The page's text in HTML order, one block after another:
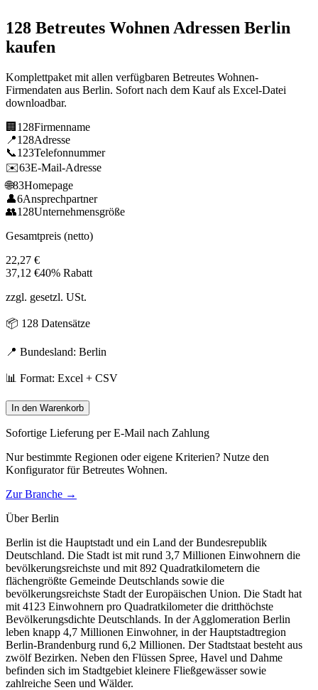
128 Betreutes Wohnen Adressen Berlin
kaufen
Komplettpaket mit allen verfügbaren Betreutes Wohnen-
Firmendaten aus Berlin. Sofort nach dem Kauf als Excel-Datei
downloadbar.
🏢 128Firmenname
📍128Adresse
📞123Telefonnummer
✉️63E-Mail-Adresse
🌐83Homepage
👤6Ansprechpartner
👥128Unternehmensgröße
Gesamtpreis (netto)
22,27 €
37,12 €40% Rabatt
zzgl. gesetzl. USt.
📦 128 Datensätze
📍 Bundesland: Berlin
📊 Format: Excel + CSV
In den Warenkorb
Sofortige Lieferung per E-Mail nach Zahlung
Nur bestimmte Regionen oder eigene Kriterien? Nutze den
Konfigurator fürBetreutes Wohnen.
Zur Branche →
ÜberBerlin
Berlin ist die Hauptstadt und ein Land der Bundesrepublik
Deutschland. Die Stadt ist mit rund 3,7 Millionen Einwohnern die
bevölkerungsreichste und mit 892 Quadratkilometern die
flächengrößte Gemeinde Deutschlands sowie die
bevölkerungsreichste Stadt der Europäischen Union. Die Stadt hat
mit 4123 Einwohnern pro Quadratkilometer die dritthöchste
Bevölkerungsdichte Deutschlands. In der Agglomeration Berlin
leben knapp 4,7 Millionen Einwohner, in der Hauptstadtregion
Berlin-Brandenburg rund 6,2 Millionen. Der Stadtstaat besteht aus
zwölf Bezirken. Neben den Flüssen Spree, Havel und Dahme
befinden sich im Stadtgebiet kleinere Fließgewässer sowie
zahlreiche Seen und Wälder.